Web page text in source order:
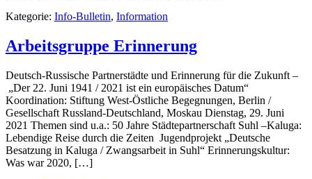
Kategorie: Info-Bulletin, Information
Arbeitsgruppe Erinnerung
Deutsch-Russische Partnerstädte und Erinnerung für die Zukunft –
„Der 22. Juni 1941 / 2021 ist ein europäisches Datum“
Koordination: Stiftung West-Östliche Begegnungen, Berlin /
Gesellschaft Russland-Deutschland, Moskau Dienstag, 29. Juni
2021 Themen sind u.a.: 50 Jahre Städtepartnerschaft Suhl –Kaluga:
Lebendige Reise durch die Zeiten Jugendprojekt „Deutsche
Besatzung in Kaluga / Zwangsarbeit in Suhl“ Erinnerungskultur:
Was war 2020, […]